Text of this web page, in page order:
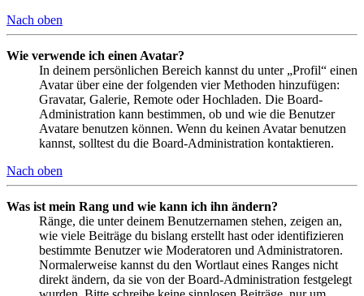
Nach oben
Wie verwende ich einen Avatar?
In deinem persönlichen Bereich kannst du unter „Profil“ einen
Avatar über eine der folgenden vier Methoden hinzufügen:
Gravatar, Galerie, Remote oder Hochladen. Die Board-
Administration kann bestimmen, ob und wie die Benutzer
Avatare benutzen können. Wenn du keinen Avatar benutzen
kannst, solltest du die Board-Administration kontaktieren.
Nach oben
Was ist mein Rang und wie kann ich ihn ändern?
Ränge, die unter deinem Benutzernamen stehen, zeigen an,
wie viele Beiträge du bislang erstellt hast oder identifizieren
bestimmte Benutzer wie Moderatoren und Administratoren.
Normalerweise kannst du den Wortlaut eines Ranges nicht
direkt ändern, da sie von der Board-Administration festgelegt